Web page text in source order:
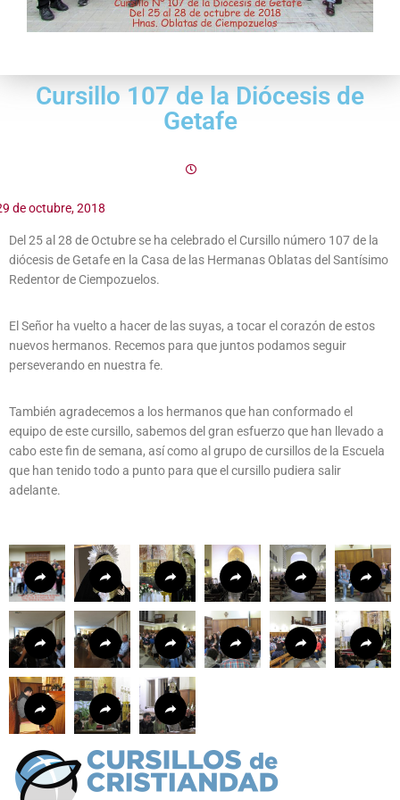
Cursillo 107 de la Diócesis de
Getafe
de octubre, 2018
Del 25 al 28 de Octubre se ha celebrado el Cursillo número 107 de la
diócesis de Getafe en la Casa de las Hermanas Oblatas del Santísimo
Redentor de Ciempozuelos.
El Señor ha vuelto a hacer de las suyas, a tocar el corazón de estos
nuevos hermanos. Recemos para que juntos podamos seguir
perseverando en nuestra fe.
También agradecemos a los hermanos que han conformado el
equipo de este cursillo, sabemos del gran esfuerzo que han llevado a
cabo este fin de semana, así como al grupo de cursillos de la Escuela
que han tenido todo a punto para que el cursillo pudiera salir
adelante.